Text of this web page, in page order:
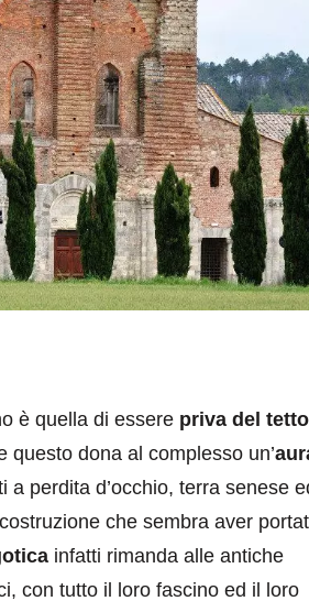
è quella di essere priva del tetto
questo dona al complesso un’
perdita d’occhio, terra senese
che sembra aver
infatti rimanda alle antiche
con tutto il loro fascino ed il loro